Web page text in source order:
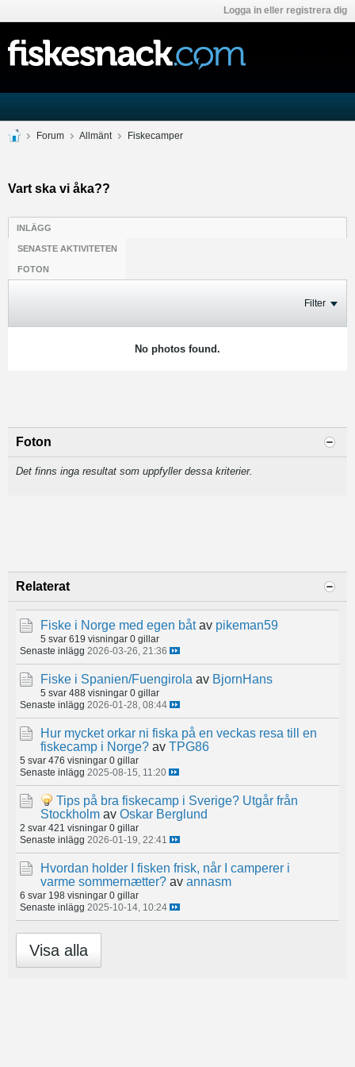
Logga in eller registrera dig
Forum Allmänt Fiskecamper
Vart ska vi åka??
INLÄGG
SENASTE AKTIVITETEN
FOTON
Filter
No photos found.
Foton
Det finns inga resultat som uppfyller dessa kriterier.
Relaterat
Fiske i Norge med egen båt av pikeman59
5 svar 619 visningar 0 gillar
Senaste inlägg 2026-03-26, 21:36
Fiske i Spanien/Fuengirola av BjornHans
5 svar 488 visningar 0 gillar
Senaste inlägg 2026-01-28, 08:44
Hur mycket orkar ni fiska på en veckas resa till en
fiskecamp i Norge? av TPG86
5 svar 476 visningar 0 gillar
Senaste inlägg 2025-08-15, 11:20
Tips på bra fiskecamp i Sverige? Utgår från
Stockholm av Oskar Berglund
2 svar 421 visningar 0 gillar
Senaste inlägg 2026-01-19, 22:41
Hvordan holder I fisken frisk, når I camperer i
varme sommernætter? av annasm
6 svar 198 visningar 0 gillar
Senaste inlägg 2025-10-14, 10:24
Visa alla